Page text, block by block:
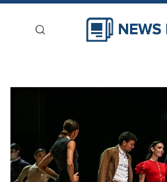
刊登